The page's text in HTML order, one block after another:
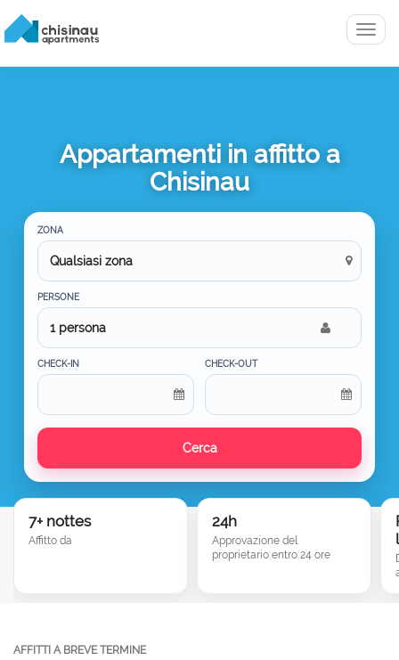
Menu
Appartamenti in affitto a
Chisinau
ZONA
PERSONE
1 persona
CHECK-IN CHECK-OUT
Cerca
7+ nottes
Affitto da
24h
Approvazione del
proprietario entro 24 ore
AFFITTI A BREVE TERMINE